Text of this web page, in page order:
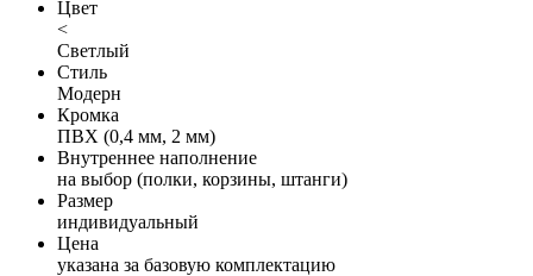
Цвет
<
Светлый
Стиль
Модерн
Кромка
ПВХ (0,4 мм, 2 мм)
Внутреннее наполнение
на выбор (полки, корзины, штанги)
Размер
индивидуальный
Цена
указана за базовую комплектацию